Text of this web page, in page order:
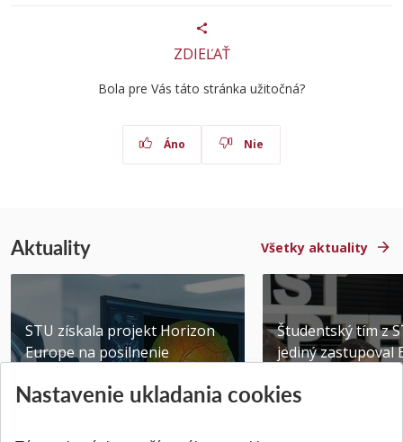
ZDIEĽAŤ
Bola pre Vás táto stránka užitočná?
Áno Nie
Aktuality Všetky aktuality
STU získala projekt Horizon
Europe na posilnenie
Publikované 31.07.2026
Študentský tím z
jediný zastupoval
Publikované
Nastavenie ukladania cookies